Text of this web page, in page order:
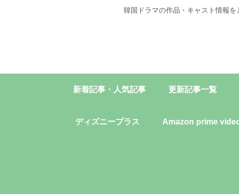
韓国ドラマの作品・キャスト情報
新着記事・人気記事 更新記事一覧
ディズニープラス Amazon prime